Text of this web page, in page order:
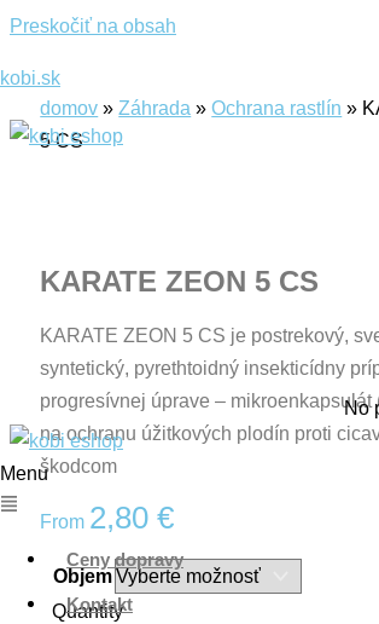
Preskočiť na obsah
kobi.sk
No
Menu
Ceny dopravy
Kontakt
domov »Záhrada »Ochrana rastlín »
5 CS
KARATE ZEON 5 CS
KARATE ZEON 5 CS je postrekový,
syntetický, pyrethtoidný insekticídny
progresívnej úprave – mikroenkapsulát
na ochranu úžitkových plodín proti
škodcom
From 2,80€
Objem
Quantity